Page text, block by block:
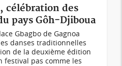
des
pays Gôh-Djiboua
Gbagbo de Gagnoa
danses traditionnelles
de la deuxième édition
festival pas comme les